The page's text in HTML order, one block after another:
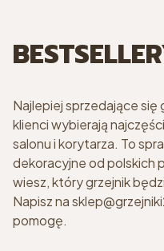
Najlepiej sprzedające się
klienci wybierają
salonu i korytarza. To
dekoracyjne od polskich
wiesz, który grzejnik
Napisz na
pomogę.